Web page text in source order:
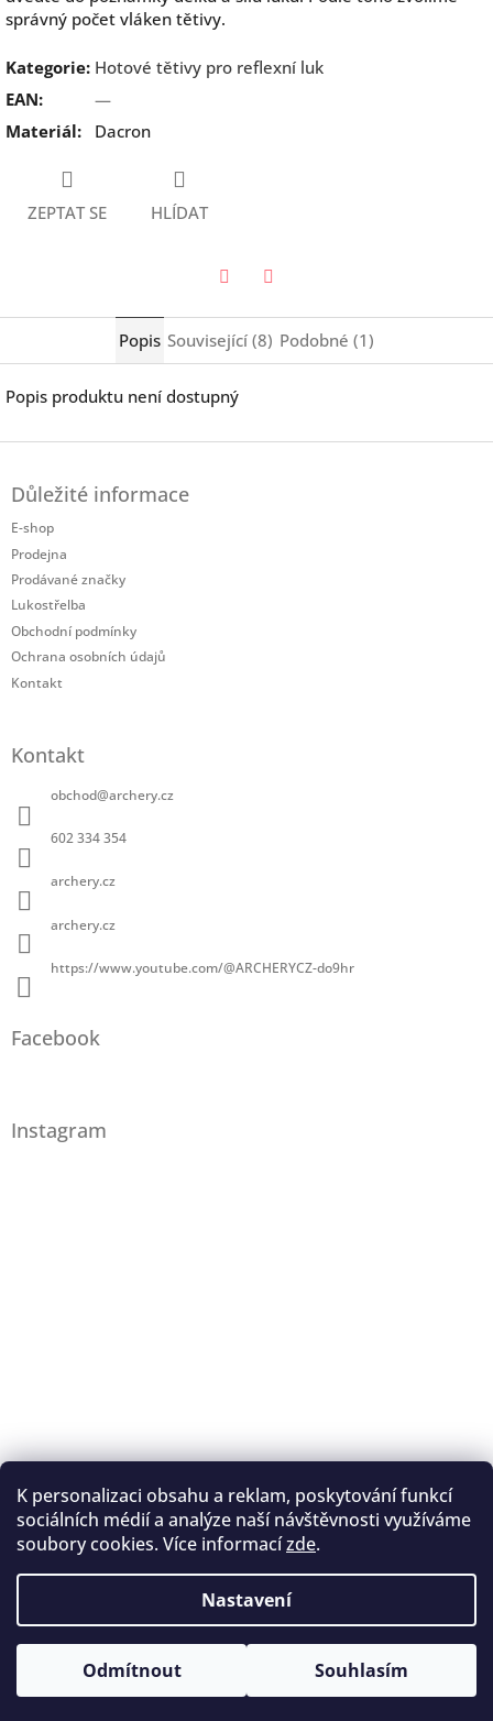
K personalizaci obsahu a reklam, poskytování funkcí
sociálních médií a analýze naší návštěvnosti využíváme
soubory cookies. Více informacízde.
Nastavení
Odmítnout Souhlasím
správný počet vláken tětivy.
Kategorie: Hotové tětivy pro reflexní luk
EAN:
—
Materiál: Dacron
ZEPTAT SE HLÍDAT
Popis Související (8) Podobné (1)
Popis produktu není dostupný
Důležité informace
E-shop
Prodejna
Prodávané značky
Lukostřelba
Obchodní podmínky
Ochrana osobních údajů
Kontakt
Kontakt
obchod@archery.cz
602 334 354
archery.cz
archery.cz
https://www.youtube.com/@ARCHERYCZ-do9hr
Facebook
Instagram
Sledovat na Instagramu
Registrace na lukostřelbu
I. Královský lukostřelecký klub
Český lukostřelecký svaz
Vytvořil ShoptetCopyright 2026
. Všechna práva vyhrazena.
Upravit nastavení cookies